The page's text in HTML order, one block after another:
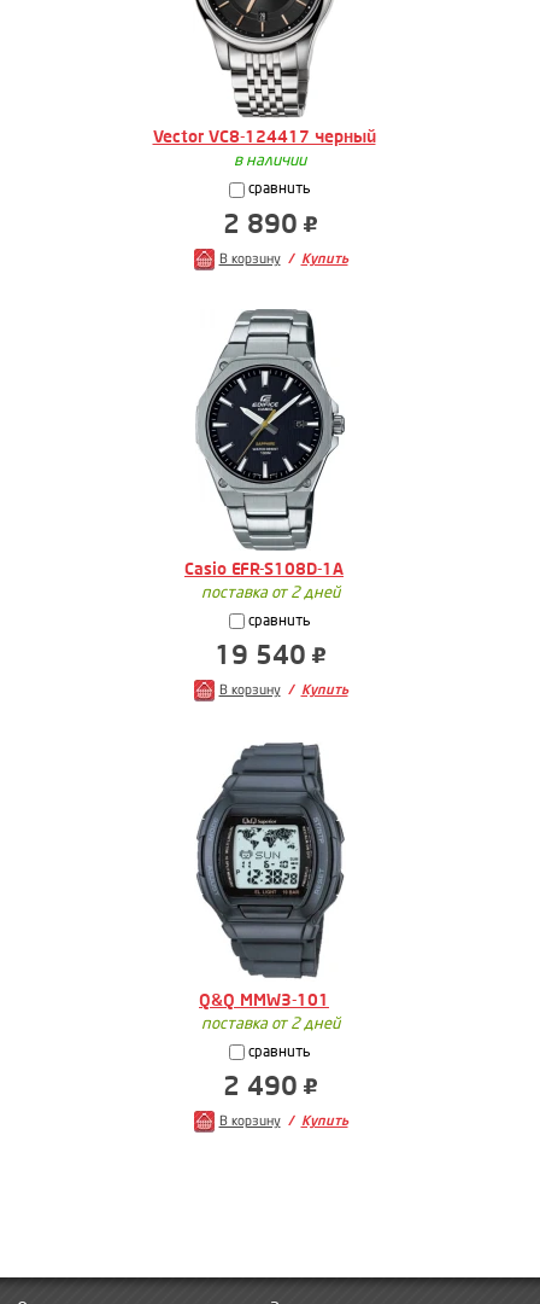
Vector VC8-124417 черный
в наличии
сравнить
2 890
В корзину Купить
Casio EFR-S108D-1A
поставка от 2 дней
сравнить
19 540
В корзину Купить
Q&Q MMW3-101
поставка от 2 дней
сравнить
2 490
В корзину Купить